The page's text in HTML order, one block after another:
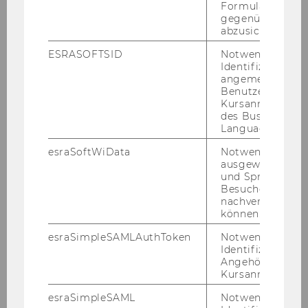
Name
Univ.Prof. Dr. Michael Holoubek
Instituts für Österreichisches
und Europäisches Öffentliches
Univ.Prof. Dr. Michael Lang
und Internationales Steuerrecht
Univ.Prof. Dr. Stefan Griller
gegenüber
abzusichern.
ESRASOFTSID
Notwendig zur
Identifizierung
angemeldeten
Benutzers im
des Business
Language
esraSoftWiData
Notwendig um
ausgewählte
und
Besuchers
nachverfolgen
können.
esraSimpleSAMLAuthToken
Notwendig zur
Identifizierung
Angehörige/r für
Kursanmeldung.
esraSimpleSAML
Notwendig zur